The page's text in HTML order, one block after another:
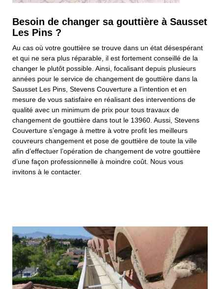
Besoin de changer sa gouttière à Sausset
Les Pins ?
Au cas où votre gouttière se trouve dans un état désespérant
et qui ne sera plus réparable, il est fortement conseillé de la
changer le plutôt possible. Ainsi, focalisant depuis plusieurs
années pour le service de changement de gouttière dans la
Sausset Les Pins, Stevens Couverture a l’intention et en
mesure de vous satisfaire en réalisant des interventions de
qualité avec un minimum de prix pour tous travaux de
changement de gouttière dans tout le 13960. Aussi, Stevens
Couverture s’engage à mettre à votre profit les meilleurs
couvreurs changement et pose de gouttière de toute la ville
afin d’effectuer l’opération de changement de votre gouttière
d’une façon professionnelle à moindre coût. Nous vous
invitons à le contacter.